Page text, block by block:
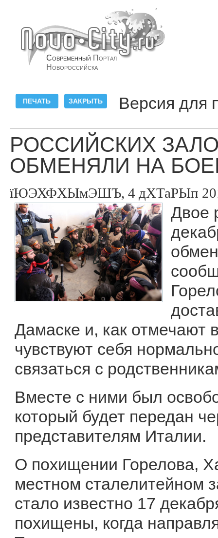
Современный Портал
Новороссийска
Версия для
РОССИЙСКИХ
ОБМЕНЯЛИ НА
їЮЭХФХЫмЭШЪ, 4 дХТаРЫп
Двое
Дамаске и, как отмечают
чувствуют себя
связаться с
Вместе с ними был
который будет передан
представителям Италии.
О похищении Горелова,
местном сталелитейном
стало известно 17
похищены, когда